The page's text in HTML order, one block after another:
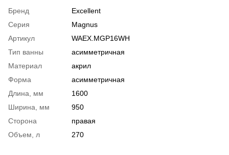
Бренд
Excellent
Серия
Magnus
Артикул
WAEX.MGP16WH
Тип ванны
асимметричная
Материал
акрил
Форма
асимметричная
Длина, мм
1600
Ширина, мм
950
Сторона
правая
Объем, л
270